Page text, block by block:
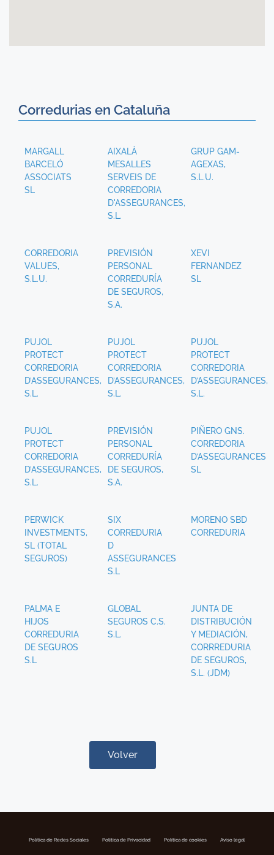
Corredurias en Cataluña
MARGALL
BARCELÓ
ASSOCIATS
SL
AIXALÀ
MESALLES
SERVEIS DE
CORREDORIA
D'ASSEGURANCES,
S.L.
GRUP GAM-
AGEXAS,
S.L.U.
CORREDORIA
VALUES,
S.L.U.
PREVISIÓN
PERSONAL
CORREDURÍA
DE SEGUROS,
S.A.
XEVI
FERNANDEZ
SL
PUJOL
PROTECT
CORREDORIA
D’ASSEGURANCES,
S.L.
PUJOL
PROTECT
CORREDORIA
D’ASSEGURANCES,
S.L.
PUJOL
PROTECT
CORREDORIA
D’ASSEGURANCES,
S.L.
PUJOL
PROTECT
CORREDORIA
D’ASSEGURANCES,
S.L.
PREVISIÓN
PERSONAL
CORREDURÍA
DE SEGUROS,
S.A.
PIÑERO GNS.
CORREDORIA
D’ASSEGURANCES
SL
PERWICK
INVESTMENTS,
SL (TOTAL
SEGUROS)
SIX
CORREDURIA
D
ASSEGURANCES
S.L
MORENO SBD
CORREDURIA
PALMA E
HIJOS
CORREDURIA
DE SEGUROS
S.L
GLOBAL
SEGUROS C.S.
S.L.
JUNTA DE
DISTRIBUCIÓN
Y MEDIACIÓN,
CORRREDURIA
DE SEGUROS,
S.L. (JDM)
Volver
Política de Redes Sociales Politica de Privacidad Política de cookies Aviso legal